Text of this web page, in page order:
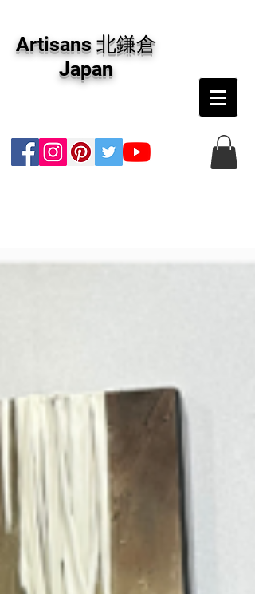
版画・切り絵など、コンテンポラリー並びにフ
ァインアートのオンライン販売をしています。
日本国内の抽象画・具象画の画家に加え、海外
のアーティストの作品もお取り寄せ頂けます。
インテリアとして、大切な方へのギフトとし
Artisans 北鎌倉
Japan